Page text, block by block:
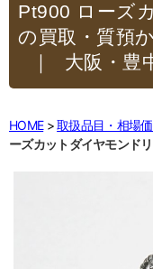
Pt900 ローズ
の買取・質預
｜大阪・
HOME 取扱品目・相場
ーズカットダイヤモンド